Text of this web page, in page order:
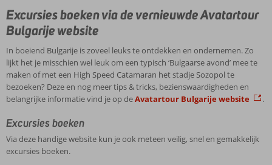
bruisend
uitgaansleven.
dan
hebben
we
het
nog
eens
gehad
over
beroemdheden.
Hou
je
van
kleinschalig?
Dan
zijn
de
badplaatsen
en
Byala
zonovergoten
verblijf,
boek
dan
nu
vakantie
Bulgarije
bij
Corendon.
op
avontuur
en
maak
bergwandelingen
of
bezoek
spectaculaire
Ook
kinderen
is
op
de
Avatartour
Bulgarije
website
.
Excursies boeken via de vernieuwde Avatartour
Bulgarije website
In boeiend Bulgarije is zoveel leuks te ontdekken en ondernemen. Zo
lijkt het je misschien wel leuk om een typisch ‘Bulgaarse avond’ mee te
maken of met een High Speed Catamaran het stadje Sozopol te
bezoeken? Deze en nog meer tips & tricks, bezienswaardigheden en
belangrijke informatie vind je op deAvatartour Bulgarije website .
Excursies boeken
Via deze handige website kun je ook meteen veilig, snel en gemakkelijk
excursies boeken.